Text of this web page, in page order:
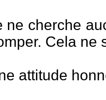
ne cherche
Cela ne
attitude